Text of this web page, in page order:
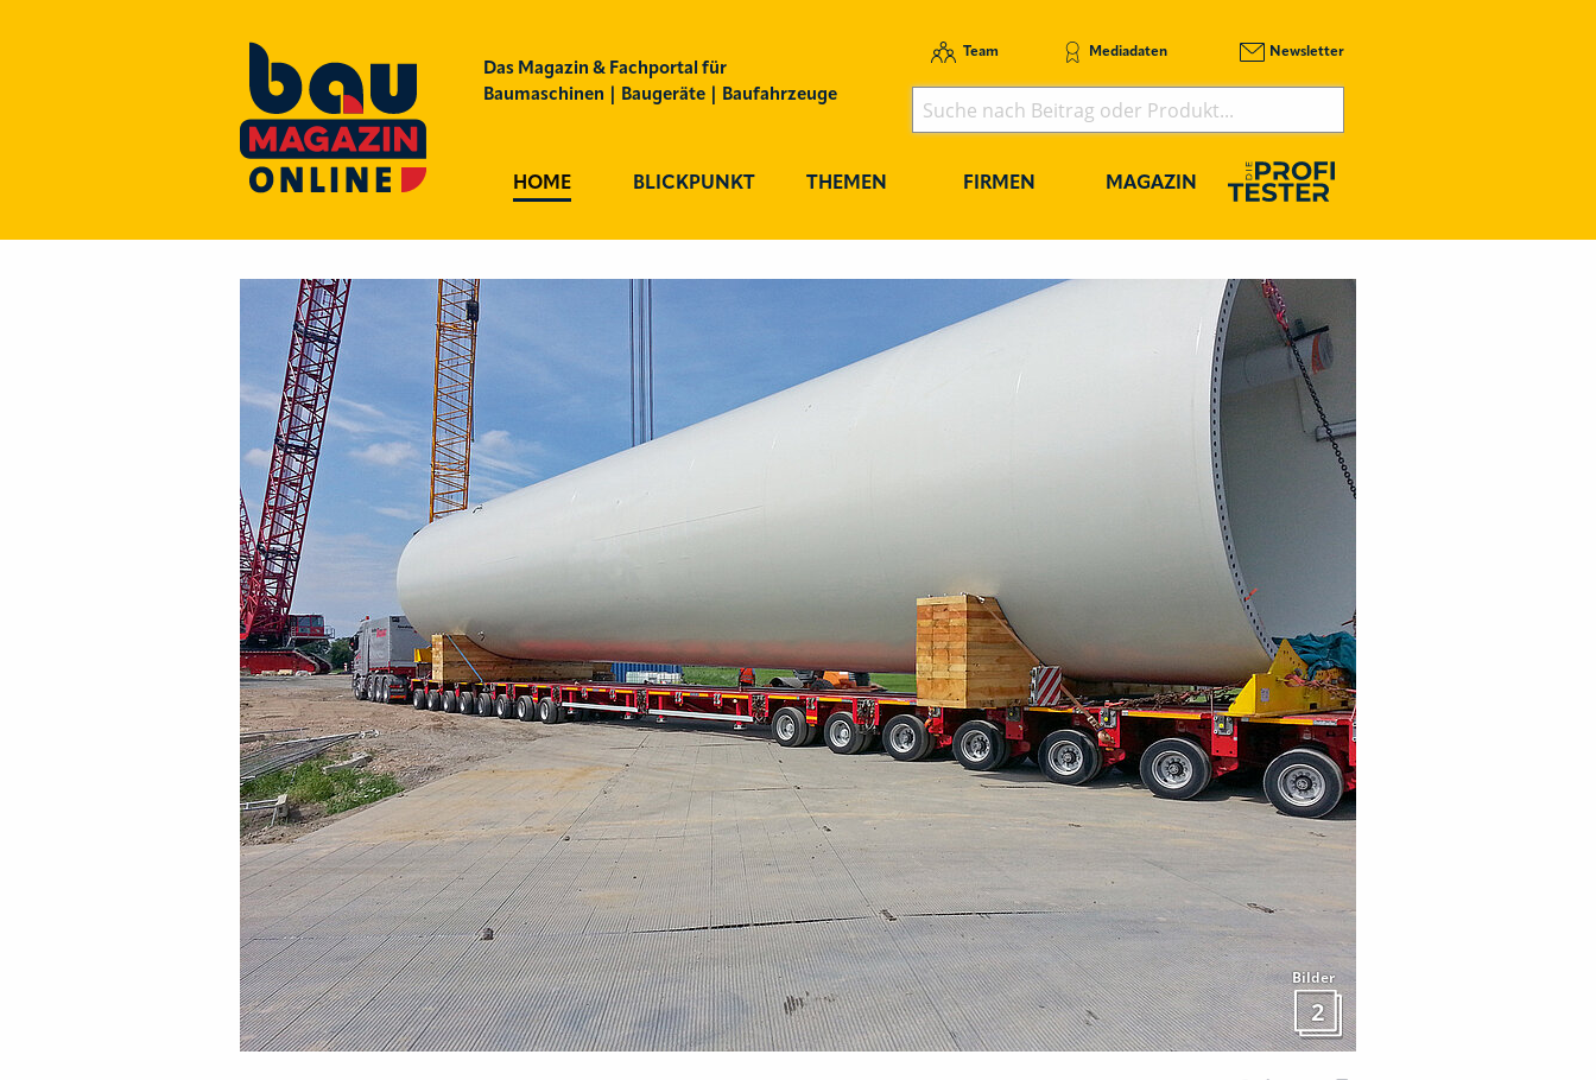
Das Magazin & Fachportal für
Baumaschinen | Baugeräte | Baufahrzeuge
Team Mediadaten Newsletter
HOME BLICKPUNKT THEMEN FIRMEN MAGAZIN
Bilder
2